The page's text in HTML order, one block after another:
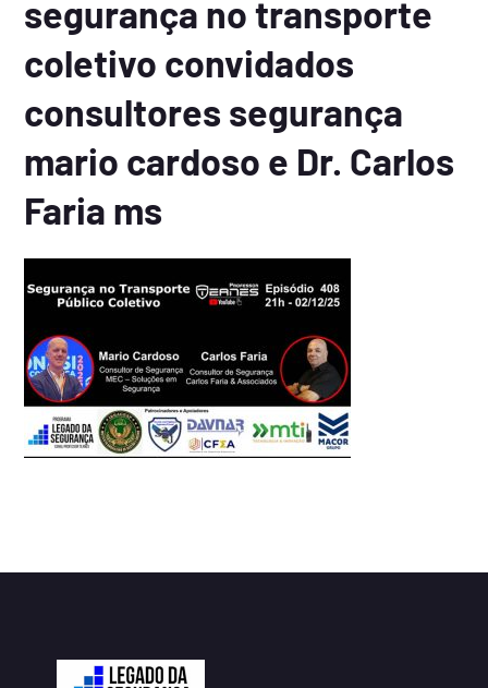
segurança no transporte
coletivo convidados
consultores segurança
mario cardoso e Dr. Carlos
Faria ms